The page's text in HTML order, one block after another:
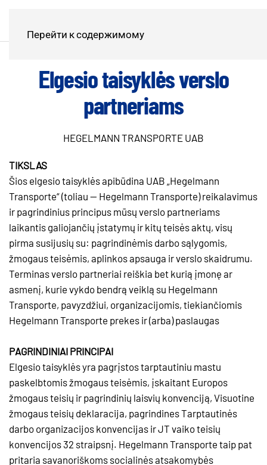
Перейти к содержимому
Еlgesio taisyklės verslo
partneriams
HEGELMANN TRANSPORTE UAB
TIKSLAS
Šios elgesio taisyklės apibūdina UAB „Hegelmann
Transporte“ (toliau — Hegelmann Transporte) reikalavimus
ir pagrindinius principus mūsų verslo partneriams
laikantis galiojančių įstatymų ir kitų teisės aktų, visų
pirma susijusių su: pagrindinėmis darbo sąlygomis,
žmogaus teisėmis, aplinkos apsauga ir verslo skaidrumu.
Terminas verslo partneriai reiškia bet kurią įmonę ar
asmenį, kurie vykdo bendrą veiklą su Hegelmann
Transporte, pavyzdžiui, organizacijomis, tiekiančiomis
Hegelmann Transporte prekes ir (arba) paslaugas
PAGRINDINIAI PRINCIPAI
Elgesio taisyklės yra pagrįstos tarptautiniu mastu
paskelbtomis žmogaus teisėmis, įskaitant Europos
žmogaus teisių ir pagrindinių laisvių konvenciją, Visuotine
žmogaus teisių deklaracija, pagrindines Tarptautinės
darbo organizacijos konvencijas ir JT vaiko teisių
konvencijos 32 straipsnį. Hegelmann Transporte taip pat
pritaria savanoriškoms socialinės atsakomybės